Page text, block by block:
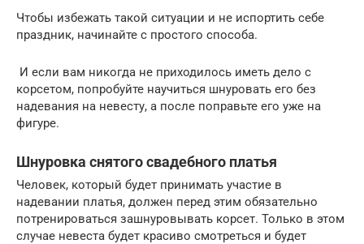
Чтобы избежать такой ситуации и не испортить себе
праздник, начинайте с простого способа.
И если вам никогда не приходилось иметь дело с
корсетом, попробуйте научиться шнуровать его без
надевания на невесту, а после поправьте его уже на
фигуре.
Шнуровка снятого свадебного платья
Человек, который будет принимать участие в
надевании платья, должен перед этим обязательно
потренироваться зашнуровывать корсет. Только в этом
случае невеста будет красиво смотреться и будет